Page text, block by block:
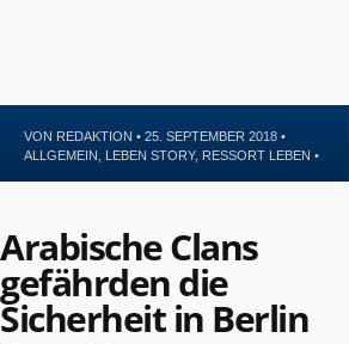
VON REDAKTION • 25. SEPTEMBER 2018 •
ALLGEMEIN
LEBEN STORY, RESSORT LEBEN •
Arabische Clans
gefährden die
Sicherheit in Berlin